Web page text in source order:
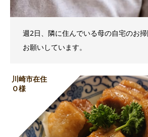
週2日、隣に住んでいる母の自宅のお
お願いしています。
川崎市在住
Ｏ様